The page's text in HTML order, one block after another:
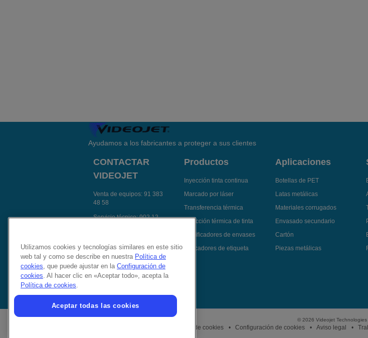
Ayudamos a los fabricantes a proteger a sus clientes
CONTACTAR
VIDEOJET
Venta de equipos: 91 383
48 58
Servicio técnico:902 12
mail
Síguenos en:
Productos
Inyección tinta continua
Marcado por láser
Transferencia térmica
Inyección térmica de tinta
Codificadores de envases
Aplicadores de etiqueta
Aplicaciones
Botellas de PET
Latas metálicas
Materiales corrugados
Envasado secundario
Cartón
Piezas metálicas
© 2026 Videojet Technologies
Política de cookies Configuración de cookies Aviso legal
Utilizamos cookies y tecnologías similares en este sitio
web tal y como se describe en nuestra Política de
cookies, que puede ajustar en la Configuración de
cookies. Al hacer clic en «Aceptar todo», acepta la
Política de cookies.
Aceptar todas las cookies